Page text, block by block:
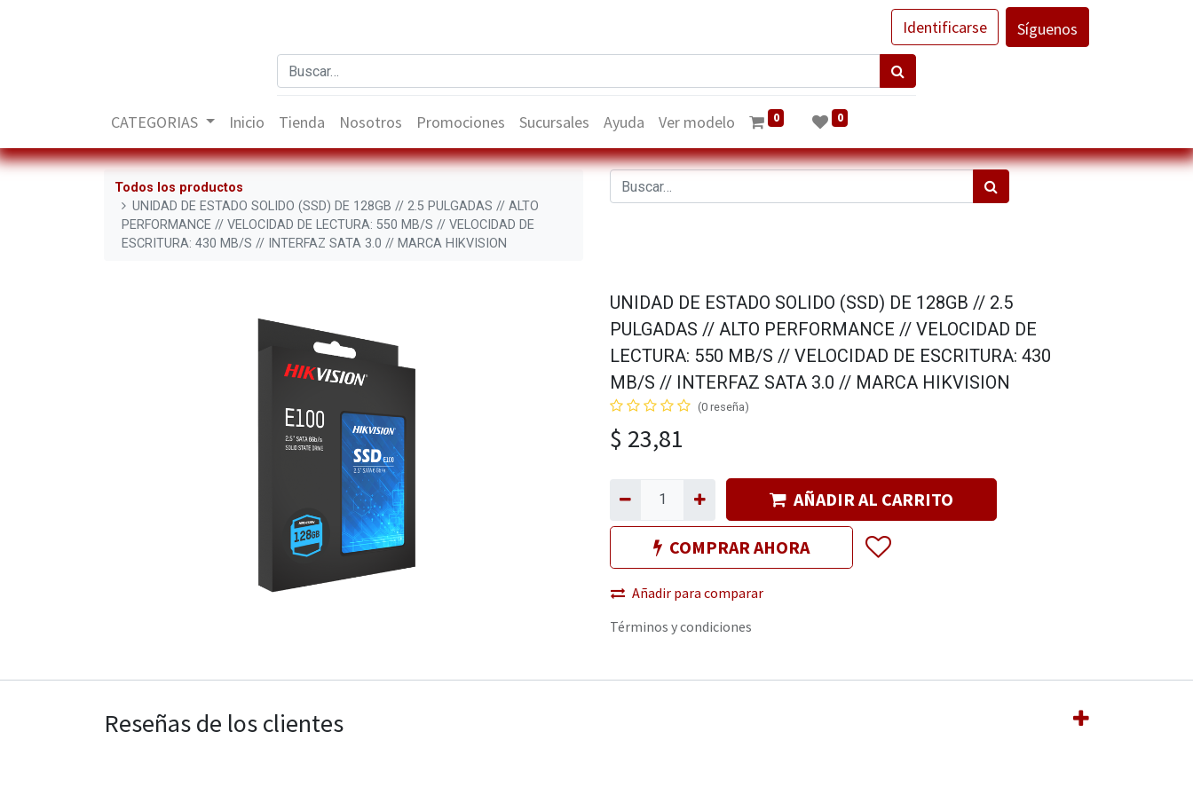
Identificarse Síguenos
CATEGORIAS Inicio Tienda Nosotros Promociones Sucursales Ayuda Ver modelo 0 0
Todos los productos
UNIDAD DE ESTADO SOLIDO (SSD) DE 128GB // 2.5 PULGADAS // ALTO
PERFORMANCE // VELOCIDAD DE LECTURA: 550 MB/S // VELOCIDAD DE
ESCRITURA: 430 MB/S // INTERFAZ SATA 3.0 // MARCA HIKVISION
UNIDAD DE ESTADO SOLIDO (SSD) DE 128GB // 2.5
PULGADAS // ALTO PERFORMANCE // VELOCIDAD DE
LECTURA: 550 MB/S // VELOCIDAD DE ESCRITURA: 430
MB/S // INTERFAZ SATA 3.0 // MARCA HIKVISION
(0 reseña)
$ 23,81
AÑADIR AL CARRITO
COMPRAR AHORA
Añadir para comparar
Términos y condiciones
Reseñas de los clientes